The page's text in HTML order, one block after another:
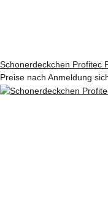
Schonerdeckchen Profitec
Preise nach Anmeldung